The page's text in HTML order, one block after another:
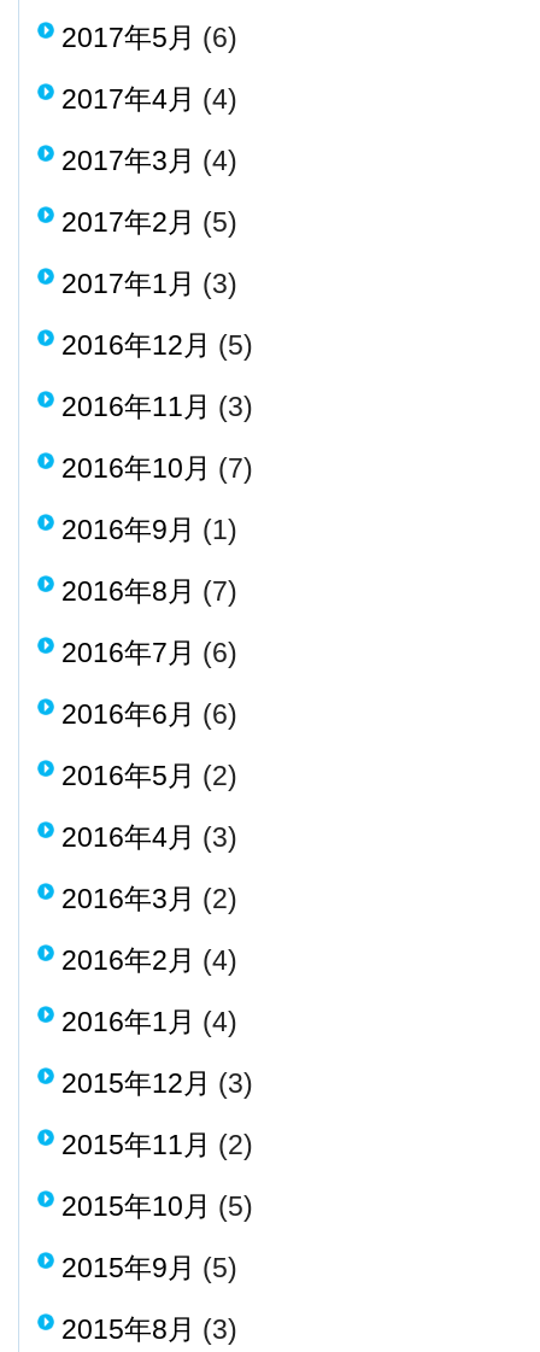
2017年5月 (6)
2017年4月 (4)
2017年3月 (4)
2017年2月 (5)
2017年1月 (3)
2016年12月 (5)
2016年11月 (3)
2016年10月 (7)
2016年9月 (1)
2016年8月 (7)
2016年7月 (6)
2016年6月 (6)
2016年5月 (2)
2016年4月 (3)
2016年3月 (2)
2016年2月 (4)
2016年1月 (4)
2015年12月 (3)
2015年11月 (2)
2015年10月 (5)
2015年9月 (5)
2015年8月 (3)